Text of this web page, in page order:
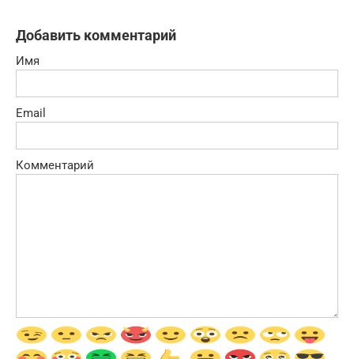
Добавить комментарий
Имя
Email
Комментарий